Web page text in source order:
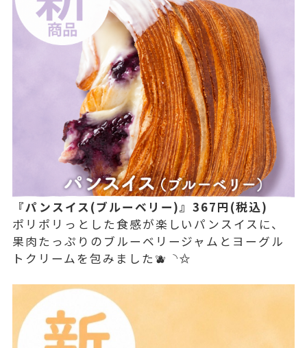
『パンスイス(ブルーベリー)』367円(税込)
ポリポリっとした食感が楽しいパンスイスに、
果肉たっぷりのブルーベリージャムとヨーグル
トクリームを包みました🫐◝✩